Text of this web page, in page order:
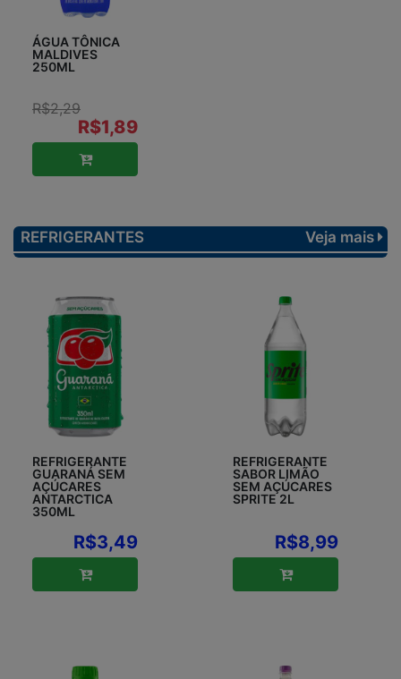
ÁGUA TÔNICA
MALDIVES
250ML
R$2,29
R$1,89
REFRIGERANTES Veja mais
REFRIGERANTE
GUARANÁ SEM
AÇÚCARES
ANTARCTICA
350ML
R$3,49
REFRIGERANTE
SABOR LIMÃO
SEM AÇÚCARES
SPRITE 2L
R$8,99